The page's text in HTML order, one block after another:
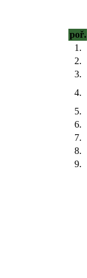
poř.
1.
2.
3.
4.
5.
6.
7.
8.
9.